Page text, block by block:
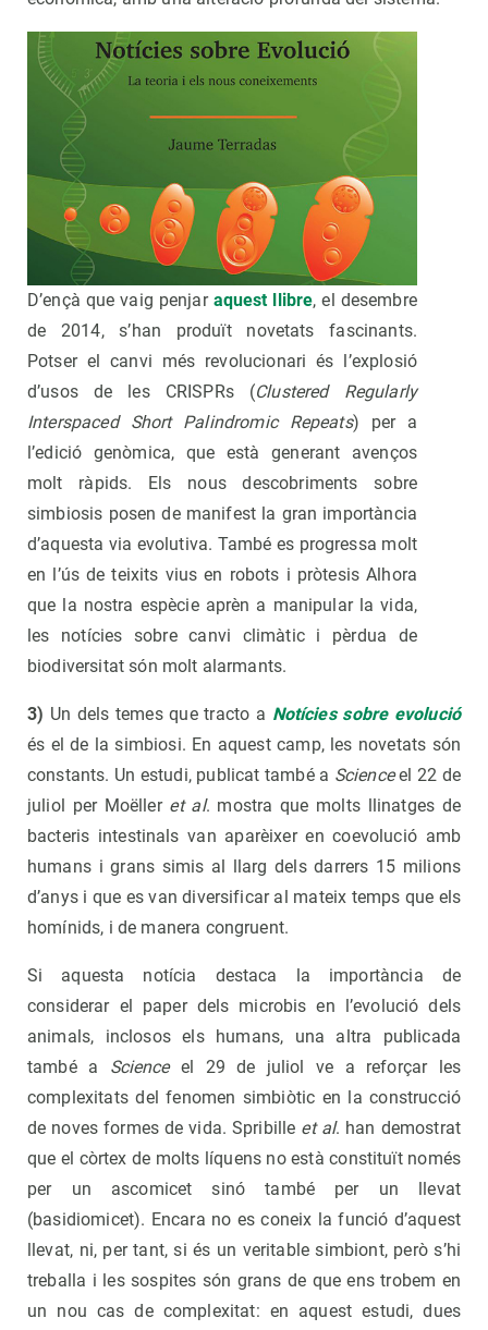
D’ençà que vaig penjar aquest llibre, el desembre
de 2014, s’han produït novetats fascinants.
Potser el canvi més revolucionari és l’explosió
d’usos de les CRISPRs (Clustered Regularly
Interspaced Short Palindromic Repeats) per a
l’edició genòmica, que està generant avenços
molt ràpids. Els nous descobriments sobre
simbiosis posen de manifest la gran importància
d’aquesta via evolutiva. També es progressa molt
en l’ús de teixits vius en robots i pròtesis Alhora
que la nostra espècie aprèn a manipular la vida,
les notícies sobre canvi climàtic i pèrdua de
biodiversitat són molt alarmants.
3) Un dels temes que tracto a Notícies sobre evolució
és el de la simbiosi. En aquest camp, les novetats són
constants. Un estudi, publicat també a Scienceel 22 de
juliol per Moëller et al. mostra que molts llinatges de
bacteris intestinals van aparèixer en coevolució amb
humans i grans simis al llarg dels darrers 15 milions
d’anys i que es van diversificar al mateix temps que els
homínids, i de manera congruent.
Si aquesta notícia destaca la importància de
considerar el paper dels microbis en l’evolució dels
animals, inclosos els humans, una altra publicada
també a Scienceel 29 de juliol ve a reforçar les
complexitats del fenomen simbiòtic en la construcció
de noves formes de vida. Spribille et al. han demostrat
que el còrtex de molts líquens no està constituït només
per un ascomicet sinó també per un llevat
(basidiomicet). Encara no es coneix la funció d’aquest
llevat, ni, per tant, si és un veritable simbiont, però s’hi
treballa i les sospites són grans de que ens trobem en
un nou cas de complexitat: en aquest estudi, dues